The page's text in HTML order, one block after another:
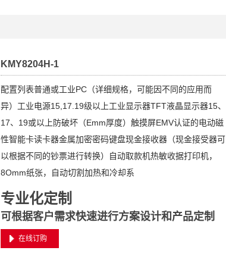
KMY8204H-1
配置列表普通或工业PC（详细规格，可能因不同的应用而
异）工业电源15,17.19级以上工业显示器TFT液晶显示器15、
17、19或以上防破坏（Emm厚度）触摸屏EMV认证的电动磁
性智能卡读卡器金属加密密码键盘现金接收器（现金接受器可
以根据不同的钞票进行转换）自动取款机热敏收据打印机，
8Omm纸张，自动切割加热和冷却系
专业化定制
可根据客户需求快速进行方案设计和产品定制
在线订购